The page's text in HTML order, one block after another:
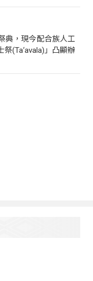
典，現今配合族人工
(Ta‘avala)」凸顯辦